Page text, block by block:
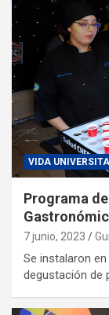
VIDA
Programa
7 junio, 2023
Se instalaron
degustación de